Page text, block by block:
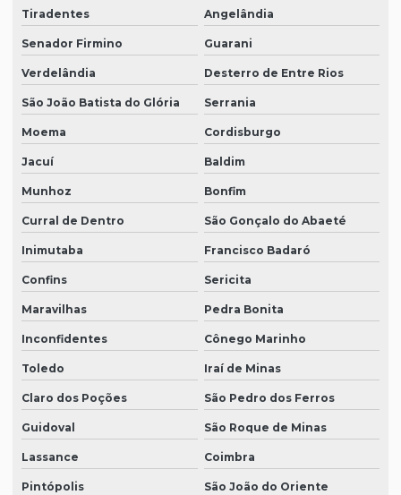
Tiradentes Angelândia
Senador Firmino Guarani
Verdelândia Desterro de Entre Rios
São João Batista do Glória Serrania
Moema Cordisburgo
Jacuí Baldim
Munhoz Bonfim
Curral de Dentro São Gonçalo do Abaeté
Inimutaba Francisco Badaró
Confins Sericita
Maravilhas Pedra Bonita
Inconfidentes Cônego Marinho
Toledo Iraí de Minas
Claro dos Poções São Pedro dos Ferros
Guidoval São Roque de Minas
Lassance Coimbra
Pintópolis São João do Oriente